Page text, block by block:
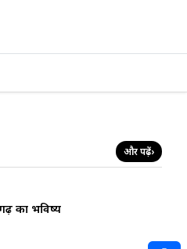
और पढ़ें›
का भविष्य